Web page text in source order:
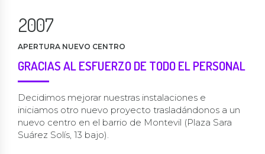
2
3
4
5
6
7
8
007
8
9
0
APERTURA NUEVO CENTRO
GRACIAS AL ESFUERZO DE TODO EL PERSONAL
Decidimos mejorar nuestras instalaciones e
iniciamos otro nuevo proyecto trasladándonos a un
nuevo centro en el barrio de Montevil (Plaza Sara
Suárez Solís, 13 bajo).
1
2
3
4
5
6
7
0
1
2
3